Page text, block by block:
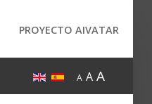
PROYECTO AIVATAR
A A A